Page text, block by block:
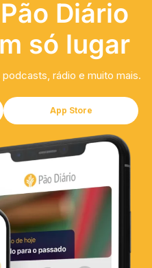
Diário
só lugar
rádio e muito mais.
App Store